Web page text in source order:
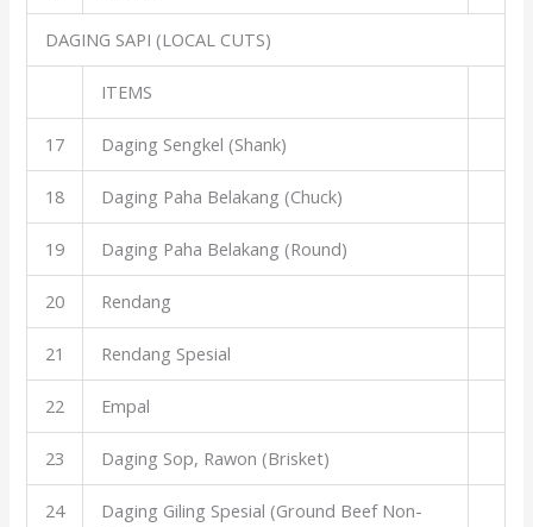
DAGING SAPI (LOCAL CUTS)
ITEMS
17 Daging Sengkel (Shank)
18 Daging Paha Belakang (Chuck)
19 Daging Paha Belakang (Round)
20 Rendang
21 Rendang Spesial
22 Empal
23 Daging Sop, Rawon (Brisket)
24
Daging Giling Spesial (Ground Beef Non-